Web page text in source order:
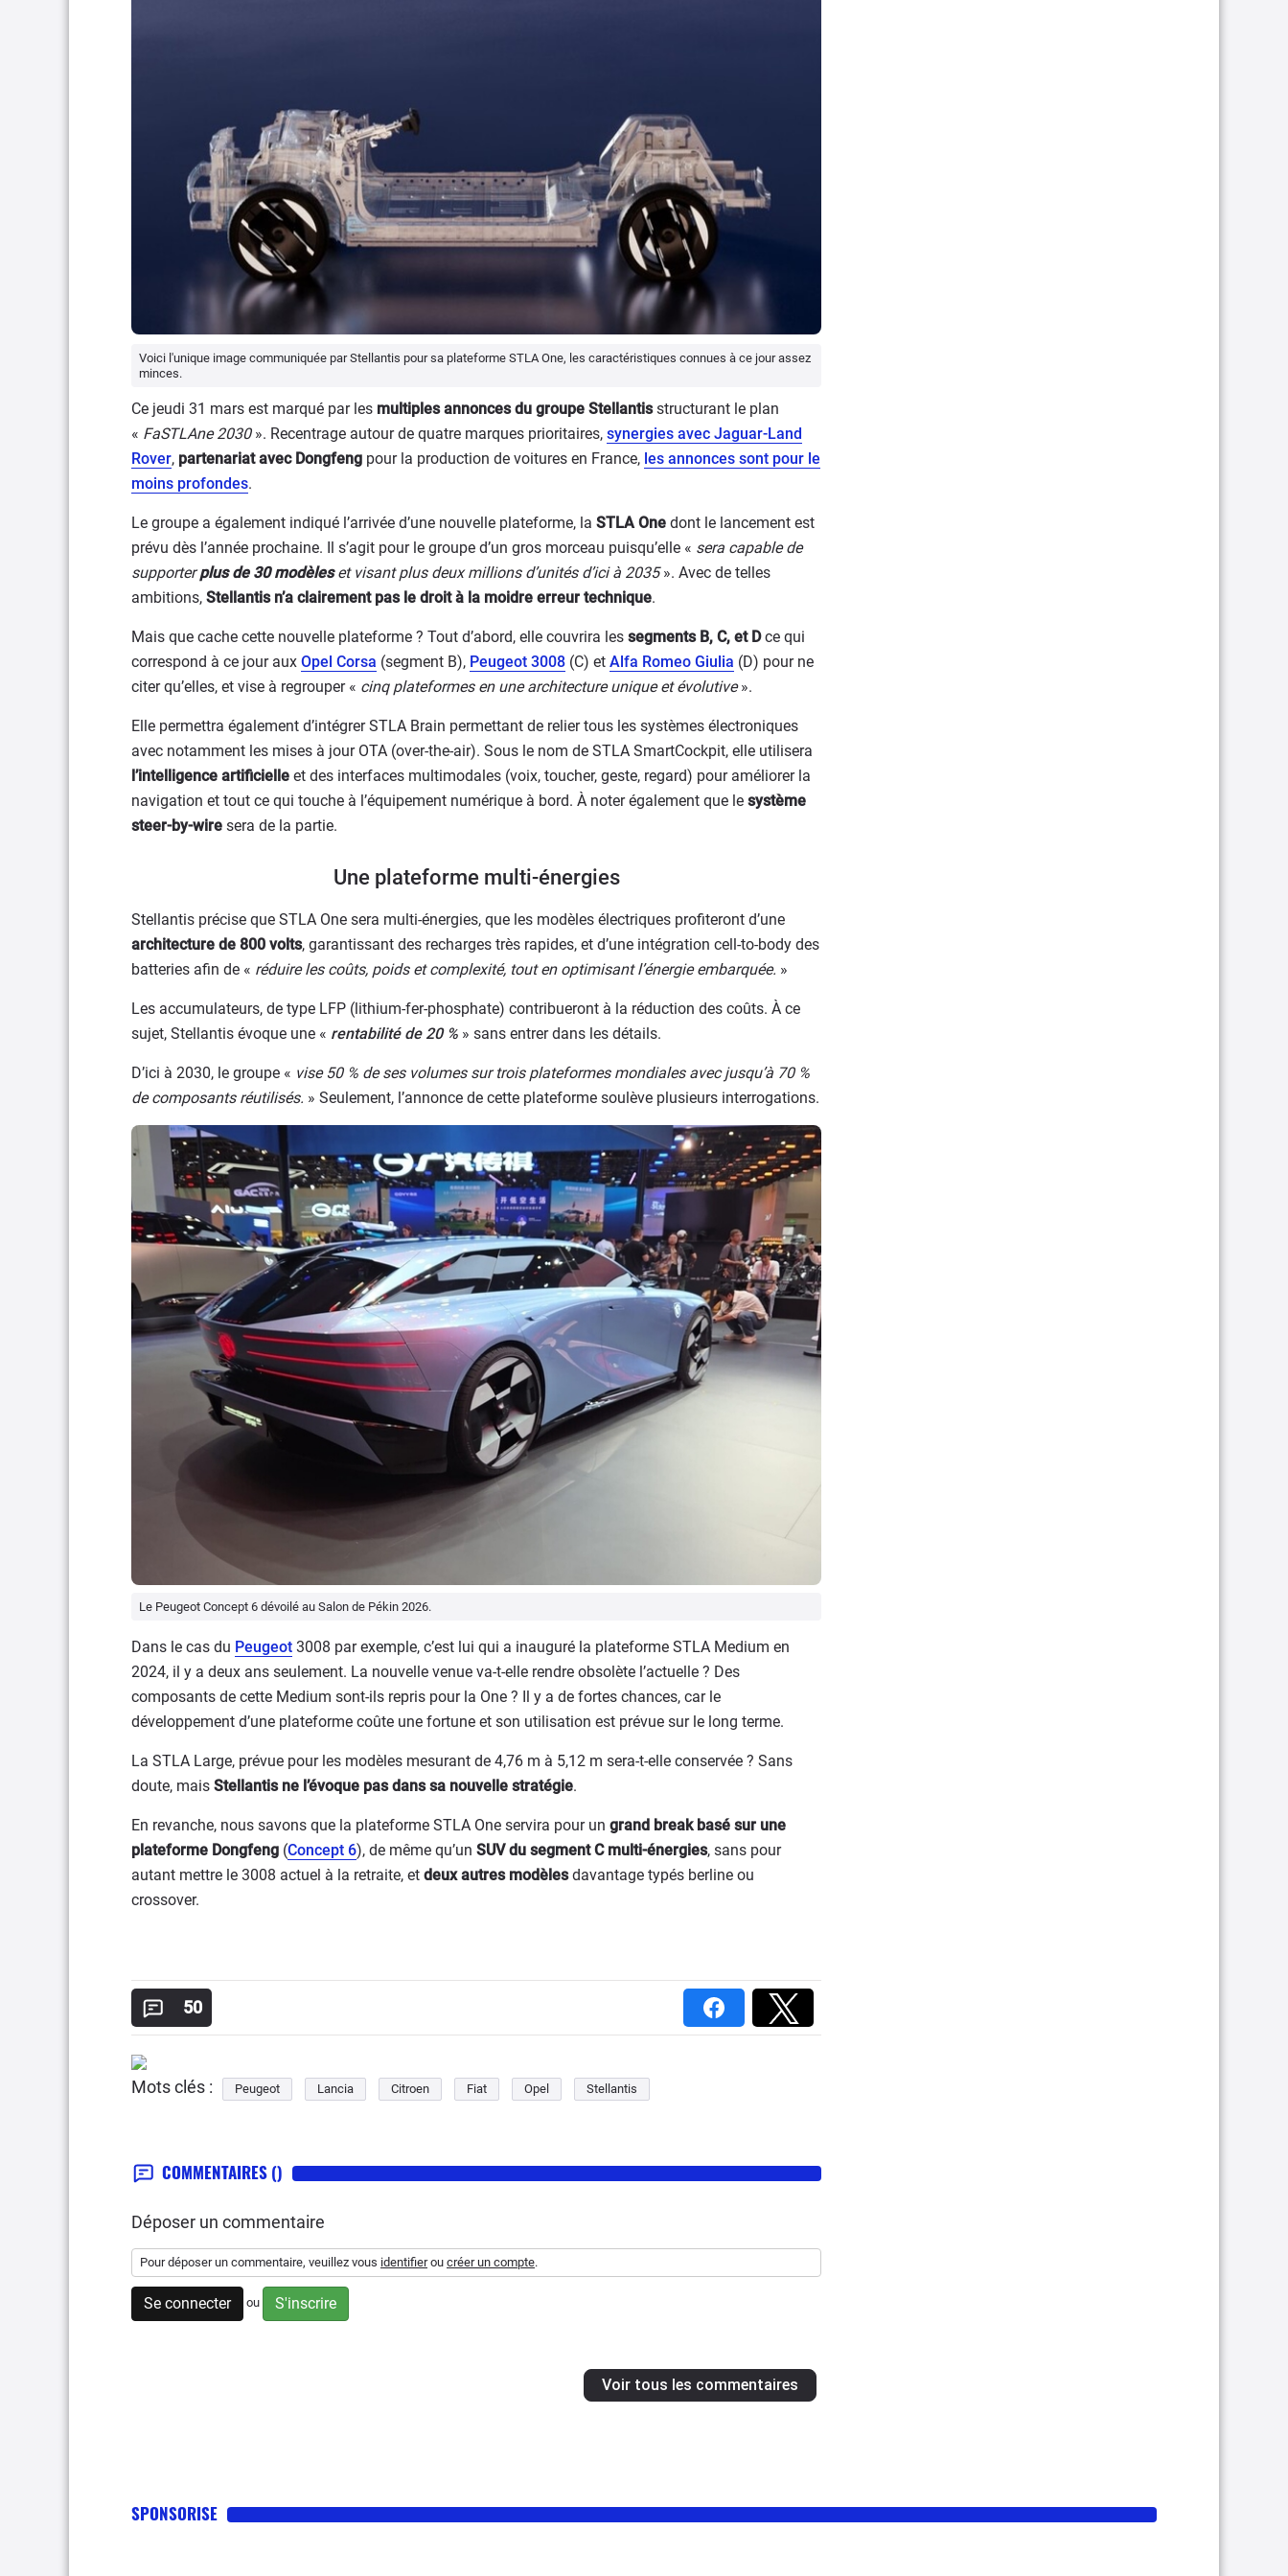
Voici l'unique image communiquée par Stellantis pour sa plateforme STLA One, les caractéristiques connues à ce jour assez
minces.
Ce jeudi 31 mars est marqué par les multiples annonces du groupe Stellantisstructurant le plan
« FaSTLAne 2030». Recentrage autour de quatre marques prioritaires, synergies avec Jaguar-Land
Rover, partenariat avec Dongfeng pour la production de voitures en France, les annonces sont pour le
moins profondes.
Le groupe a également indiqué l’arrivée d’une nouvelle plateforme, la STLA One dont le lancement est
prévu dès l’année prochaine. Il s’agit pour le groupe d’un gros morceau puisqu’elle « sera capable de
supporterplus de 30 modèleset visant plus deux millions d’unités d’ici à 2035». Avec de telles
ambitions, Stellantis n’a clairement pas le droit à la moidre erreur technique.
Mais que cache cette nouvelle plateforme ? Tout d’abord, elle couvrira les segments B, C, et Dce qui
correspond à ce jour aux Opel Corsa (segment B), Peugeot 3008 (C) et Alfa Romeo Giulia (D) pour ne
citer qu’elles, et vise à regrouper « cinq plateformes en une architecture unique et évolutive».
Elle permettra également d’intégrer STLA Brain permettant de relier tous les systèmes électroniques
avec notamment les mises à jour OTA (over-the-air). Sous le nom de STLA SmartCockpit, elle utilisera
l’intelligence artificielle et des interfaces multimodales (voix, toucher, geste, regard) pour améliorer la
navigation et tout ce qui touche à l’équipement numérique à bord. À noter également que le système
steer-by-wire sera de la partie.
Une plateforme multi-énergies
Stellantis précise que STLA One sera multi-énergies, que les modèles électriques profiteront d’une
architecture de 800 volts, garantissant des recharges très rapides, et d’une intégration cell-to-body des
batteries afin de « réduire les coûts, poids et complexité, tout en optimisant l’énergie embarquée. »
Les accumulateurs, de type LFP (lithium-fer-phosphate) contribueront à la réduction des coûts. À ce
sujet, Stellantis évoque une « rentabilité de 20 % » sans entrer dans les détails.
D’ici à 2030, le groupe « vise 50 % de ses volumes sur trois plateformes mondiales avec jusqu’à 70 %
de composants réutilisés. » Seulement, l’annonce de cette plateforme soulève plusieurs interrogations.
Le Peugeot Concept 6 dévoilé au Salon de Pékin 2026.
Dans le cas du Peugeot 3008 par exemple, c’est lui qui a inauguré la plateforme STLA Medium en
2024, il y a deux ans seulement. La nouvelle venue va-t-elle rendre obsolète l’actuelle ? Des
composants de cette Medium sont-ils repris pour la One ? Il y a de fortes chances, car le
développement d’une plateforme coûte une fortune et son utilisation est prévue sur le long terme.
La STLA Large, prévue pour les modèles mesurant de 4,76 m à 5,12 m sera-t-elle conservée ? Sans
doute, mais Stellantis ne l’évoque pas dans sa nouvelle stratégie.
En revanche, nous savons que la plateforme STLA One servira pour un grand break basé sur une
plateforme Dongfeng (Concept 6), de même qu’un SUV du segment C multi-énergies, sans pour
autant mettre le 3008 actuel à la retraite, et deux autres modèlesdavantage typés berline ou
crossover.
50
Mots clés : Peugeot Lancia Citroen Fiat Opel Stellantis
COMMENTAIRES ()
Déposer un commentaire
Pour déposer un commentaire, veuillez vous identifierou créer un compte.
Se connecter ou S'inscrire
Voir tous les commentaires
SPONSORISE